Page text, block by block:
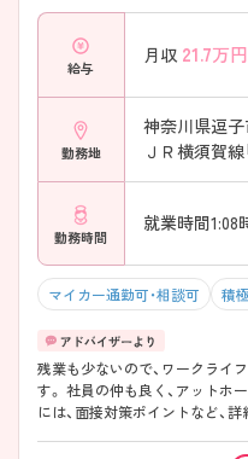
給与
月収 21.7万
勤務地
神奈川県逗
ＪＲ横須賀線
勤務時間
就業時間1:08
マイカー通勤可・相談可 積
残業も少ないので、ワークライ
す。 社員の仲も良く、アットホ
には、面接対策ポイントなど、